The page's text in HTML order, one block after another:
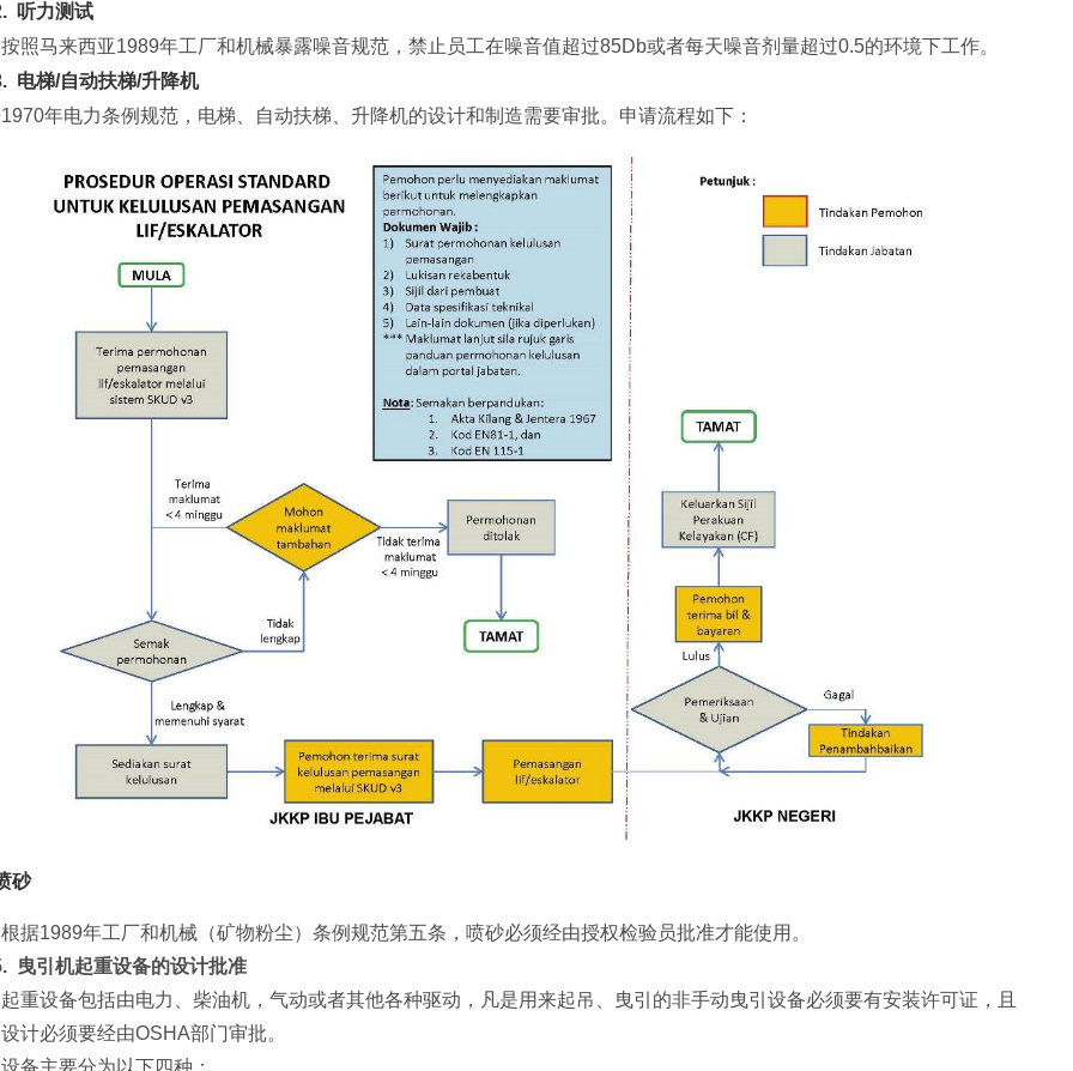
听力测试
按照马来西亚1989年工厂和机械暴露噪音规范，禁止员工在噪音值超过85Db或者每天噪音剂量超过0.5的环境下工作。
电梯/自动扶梯/升降机
年电力条例规范，电梯、自动扶梯、升降机的设计和制造需要审批。申请流程如下：
砂
根据1989年工厂和机械（矿物粉尘）条例规范第五条，喷砂必须经由授权检验员批准才能使用。
曳引机起重设备的设计批准
起重设备包括由电力、柴油机，气动或者其他各种驱动，凡是用来起吊、曳引的非手动曳引设备必须要有安装许可证，且
计必须要经由OSHA部门审批。
备主要分为以下四种：